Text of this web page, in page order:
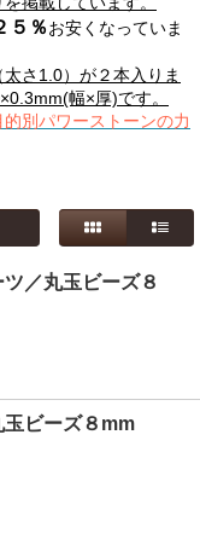
５％お安くなっていま
さ1.0）が２本入りま
幅×厚)です。
別パワーストーンの力
／丸玉ビーズ８
玉ビーズ８mm